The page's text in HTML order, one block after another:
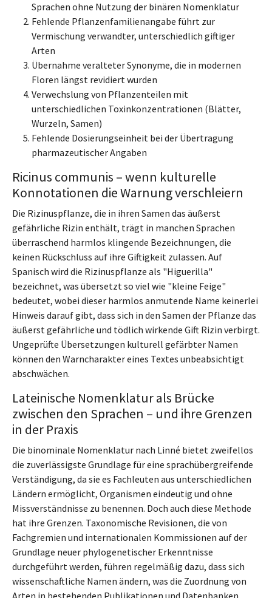
Sprachen ohne Nutzung der binären Nomenklatur
Fehlende Pflanzenfamilienangabe führt zur
Vermischung verwandter, unterschiedlich giftiger
Arten
Übernahme veralteter Synonyme, die in modernen
Floren längst revidiert wurden
Verwechslung von Pflanzenteilen mit
unterschiedlichen Toxinkonzentrationen (Blätter,
Wurzeln, Samen)
Fehlende Dosierungseinheit bei der Übertragung
pharmazeutischer Angaben
Ricinus communis – wenn kulturelle
Konnotationen die Warnung verschleiern
Die Rizinuspflanze, die in ihren Samen das äußerst
gefährliche Rizin enthält, trägt in manchen Sprachen
überraschend harmlos klingende Bezeichnungen, die
keinen Rückschluss auf ihre Giftigkeit zulassen. Auf
Spanisch wird die Rizinuspflanze als "Higuerilla"
bezeichnet, was übersetzt so viel wie "kleine Feige"
bedeutet, wobei dieser harmlos anmutende Name keinerlei
Hinweis darauf gibt, dass sich in den Samen der Pflanze das
äußerst gefährliche und tödlich wirkende Gift Rizin verbirgt.
Ungeprüfte Übersetzungen kulturell gefärbter Namen
können den Warncharakter eines Textes unbeabsichtigt
abschwächen.
Lateinische Nomenklatur als Brücke
zwischen den Sprachen – und ihre Grenzen
in der Praxis
Die binominale Nomenklatur nach Linné bietet zweifellos
die zuverlässigste Grundlage für eine sprachübergreifende
Verständigung, da sie es Fachleuten aus unterschiedlichen
Ländern ermöglicht, Organismen eindeutig und ohne
Missverständnisse zu benennen. Doch auch diese Methode
hat ihre Grenzen. Taxonomische Revisionen, die von
Fachgremien und internationalen Kommissionen auf der
Grundlage neuer phylogenetischer Erkenntnisse
durchgeführt werden, führen regelmäßig dazu, dass sich
wissenschaftliche Namen ändern, was die Zuordnung von
Arten in bestehenden Publikationen und Datenbanken